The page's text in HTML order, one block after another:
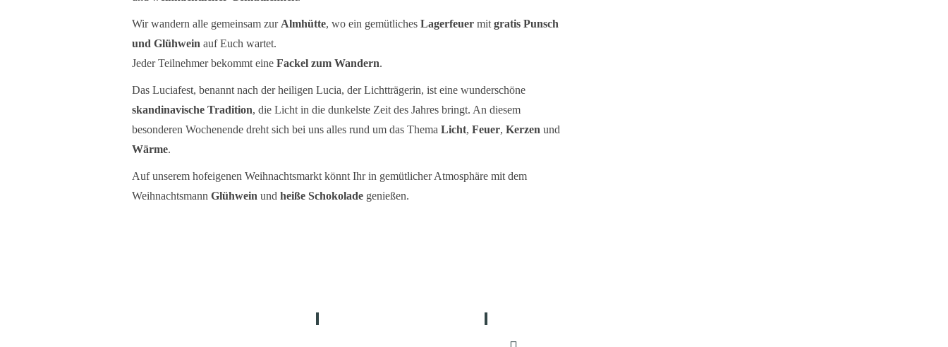
Wir wandern alle gemeinsam zur Almhütte, wo ein gemütliches Lagerfeuer mit gratis Punsch
und Glühwein auf Euch wartet.
Jeder Teilnehmer bekommt eine Fackel zum Wandern.
Das Luciafest, benannt nach der heiligen Lucia, der Lichtträgerin, ist eine wunderschöne
skandinavische Tradition, die Licht in die dunkelste Zeit des Jahres bringt. An diesem
besonderen Wochenende dreht sich bei uns alles rund um das Thema Licht, Feuer, Kerzen und
Wärme.
Auf unserem hofeigenen Weihnachtsmarkt könnt Ihr in gemütlicher Atmosphäre mit dem
Weihnachtsmann Glühwein und heiße Schokolade genießen.